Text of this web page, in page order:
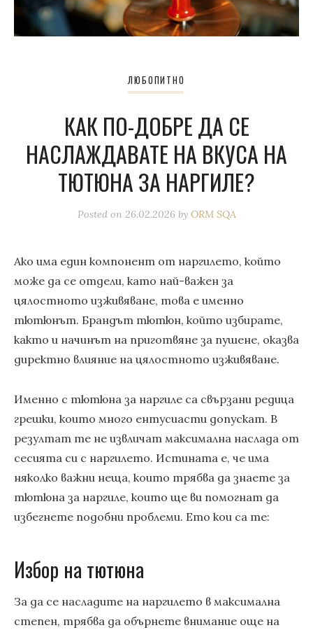
ЛЮБОПИТНО
КАК ПО-ДОБРЕ ДА СЕ
НАСЛАЖДАВАТЕ НА ВКУСА НА
ТЮТЮНА ЗА НАРГИЛЕ?
Posted on 26.02.2026 by ORM SQA
Ако има един компонент от наргилето, който
може да се отдели, като най-важен за
цялостното изживяване, това е именно
тютюнът. Брандът тютюн, който избирате,
както и начинът на приготвяне за пушене, оказва
директно влияние на цялостното изживяване.
Именно с тютюна за наргиле са свързани редица
грешки, които много ентусиасти допускат. В
резултат те не извличат максимална наслада от
сесията си с наргилето. Истината е, че има
няколко важни неща, които трябва да знаете за
тютюна за наргиле, които ще ви помогнат да
избегнете подобни проблеми. Ето кои са те:
Избор на тютюна
За да се насладите на наргилето в максимална
степен, трябва да обърнете внимание още на